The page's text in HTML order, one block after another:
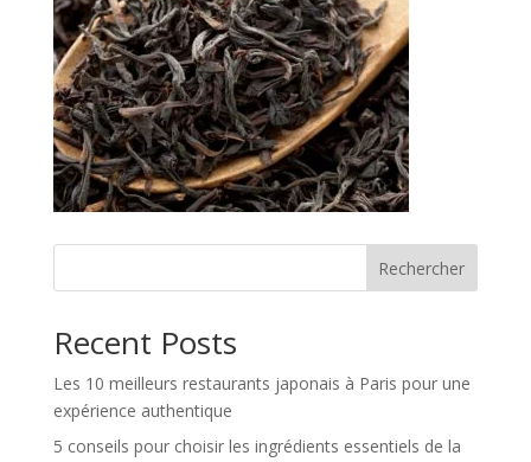
Rechercher
Recent Posts
Les 10 meilleurs restaurants japonais à Paris pour une
expérience authentique
5 conseils pour choisir les ingrédients essentiels de la